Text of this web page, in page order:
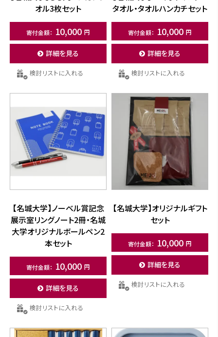
オル3枚セット
10,000
詳細を見る
検討リストに入れる
タオル・タオルハンカチセット
10,000
詳細を見る
検討リストに入れる
【名城大学】ノーベル賞記念
展示室リングノート2冊・名城
大学オリジナルボールペン2
本セット
10,000
詳細を見る
検討リストに入れる
【名城大学】オリジナルギフト
セット
10,000
詳細を見る
検討リストに入れる